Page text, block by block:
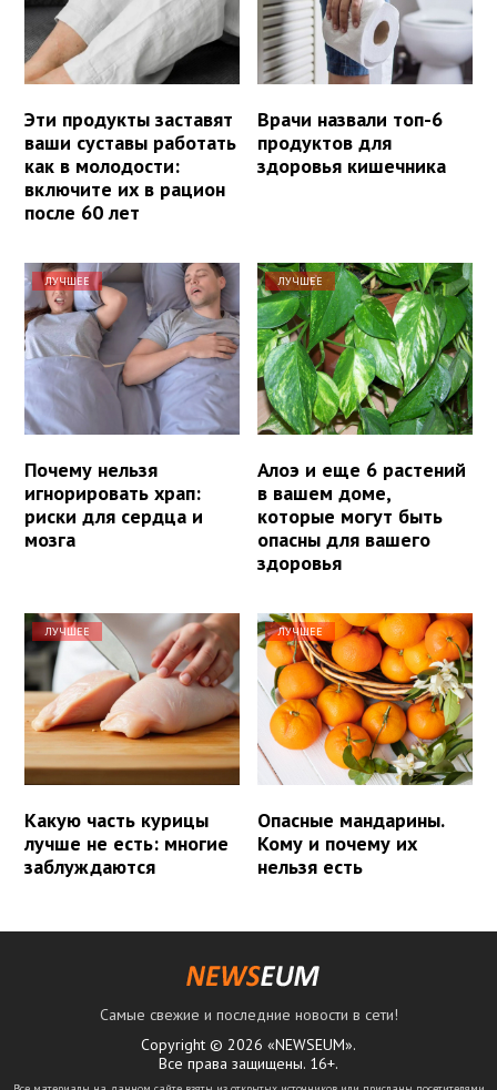
Эти продукты заставят
ваши суставы работать
как в молодости:
включите их в рацион
после 60 лет
Врачи назвали топ-6
продуктов для
здоровья кишечника
ЛУЧШЕЕ
Почему нельзя
игнорировать храп:
риски для сердца и
мозга
ЛУЧШЕЕ
Алоэ и еще 6 растений
в вашем доме,
которые могут быть
опасны для вашего
здоровья
ЛУЧШЕЕ
Какую часть курицы
лучше не есть: многие
заблуждаются
ЛУЧШЕЕ
Опасные мандарины.
Кому и почему их
нельзя есть
Самые свежие и последние новости в сети!
Copyright © 2026 «NEWSEUM».
Все права защищены. 16+.